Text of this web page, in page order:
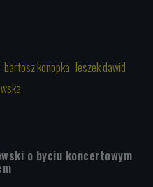
bartosz konopka leszek dawid
o byciu koncertowym